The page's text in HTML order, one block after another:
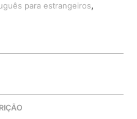
para estrangeiros,